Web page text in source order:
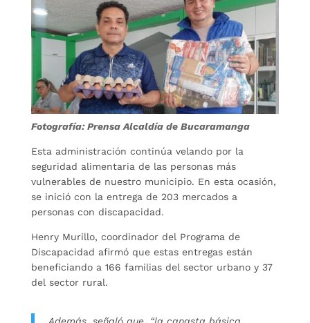
Fotografía: Prensa Alcaldía de Bucaramanga
Esta administración continúa velando por la
seguridad alimentaria de las personas más
vulnerables de nuestro municipio. En esta ocasión,
se inició con la entrega de 203 mercados a
personas con discapacidad.
Henry Murillo, coordinador del Programa de
Discapacidad afirmó que estas entregas están
beneficiando a 166 familias del sector urbano y 37
del sector rural.
Además, señaló que, “la canasta básica